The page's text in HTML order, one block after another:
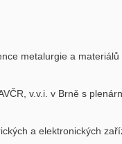
metalurgie a
v.v.i. v Brně s
a elektronických